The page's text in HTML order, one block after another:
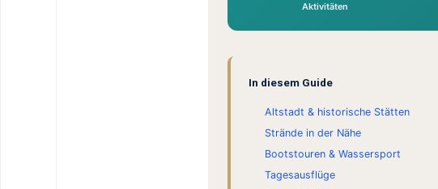
Aktivitäten
In diesem Guide
Altstadt & historische Stätten
Strände in der Nähe
Bootstouren & Wassersport
Tagesausflüge